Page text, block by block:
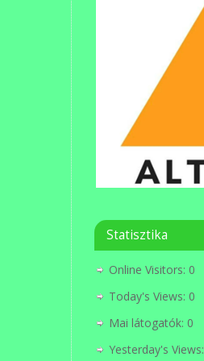
Statisztika
Online Visitors: 0
Today's Views: 0
Mai látogatók: 0
Yesterday's Views: